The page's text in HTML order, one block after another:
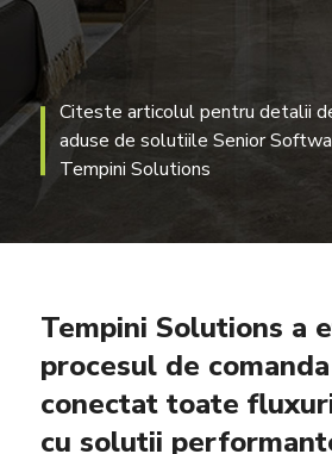
Citeste articolul pentru detalii
aduse de solutiile Senior
Tempini Solutions
Tempini Solutions a
procesul de
conectat toate
cu solutii